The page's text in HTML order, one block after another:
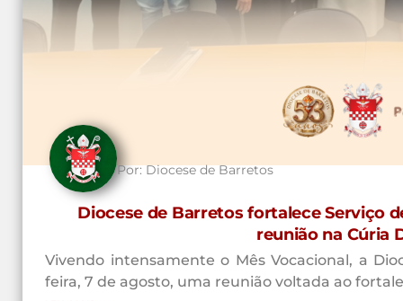
Por:Diocese de Barretos
Diocese de Barretos fortalece Serviço
reunião na Cúria
Vivendo intensamente o Mês Vocacional, a
feira, 7 de agosto, uma reunião voltada ao